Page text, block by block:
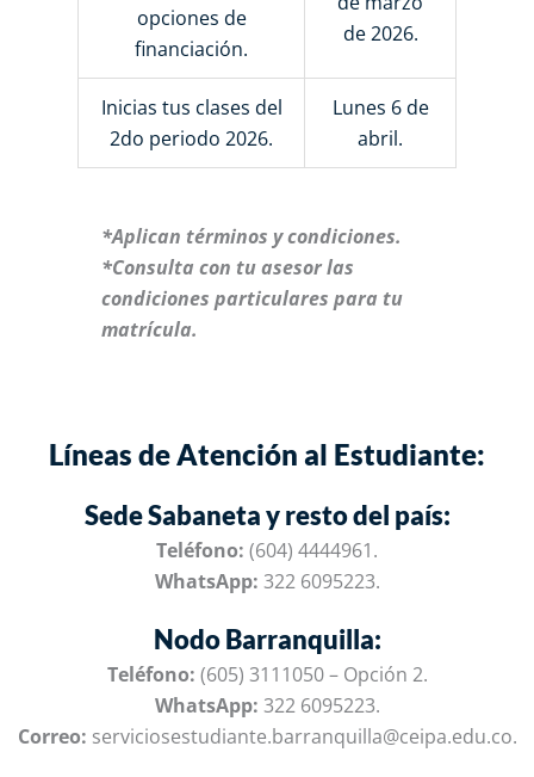
opciones de
financiación.
de 2026.
Inicias tus clases del
2do periodo 2026.
Lunes 6 de
abril.
*Aplican términos y condiciones.
*Consulta con tu asesor las
condiciones particulares para tu
matrícula.
Líneas de Atención al Estudiante:
Sede Sabaneta y resto del país:
Teléfono: (604) 4444961.
WhatsApp: 322 6095223.
Nodo Barranquilla:
Teléfono: (605) 3111050 – Opción 2.
WhatsApp: 322 6095223.
Correo: serviciosestudiante.barranquilla@ceipa.edu.co.